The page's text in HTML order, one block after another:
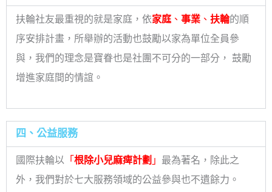
扶輪社友最重視的就是家庭，依家庭、事業 、扶輪的順
序安排計畫，所舉辦的活動也鼓勵以家為單位全員參
與，我們的理念是寶眷也是社團不可分的一部分， 鼓勵
增進家庭間的情誼。
四、公益服務
國際扶輪以 「根除小兒麻痺計劃」 最為著名，除此之
外，我們對於七大服務領域的公益參與也不遺餘力。